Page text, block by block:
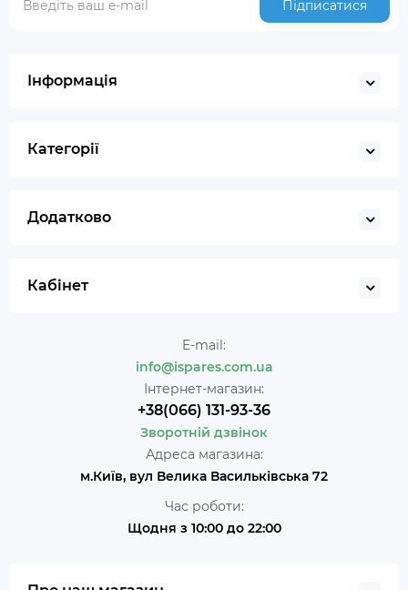
Підписатися
Інформація
Категорії
Додатково
Кабінет
E-mail:
info@ispares.com.ua
Інтернет-магазин:
+38(066) 131-93-36
Зворотній дзвінок
Адреса магазина:
м.Київ, вул Велика Васильківська 72
Час роботи:
Щодня з 10:00 до 22:00